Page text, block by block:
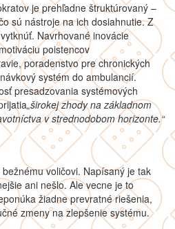
je prehľadne štruktúrovaný –
sú nástroje na ich dosiahnutie. Z
Navrhované inovácie
poistencov
poradenstvo pre chronických
systém do ambulancií.
presadzovania systémových
„širokej zhody na základnom
v strednodobom horizonte.“
voličovi. Napísaný je tak
ani nešlo. Ale vecne je to
žiadne prevratné riešenia,
zmeny na zlepšenie systému.